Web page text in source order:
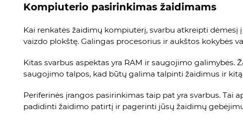
Kompiuterio pasirinkimas žaidimams
Kai renkatės žaidimų kompiuterį, svarbu atkreipti
vaizdo plokštę. Galingas procesorius ir aukštos kokybės
Kitas svarbus aspektas yra RAM ir saugojimo
saugojimo talpos, kad būtų galima talpinti žaidimus ir
Periferinės įrangos pasirinkimas taip pat yra svarbus. Tai
padidinti žaidimo patirtį ir pagerinti jūsų žaidimų